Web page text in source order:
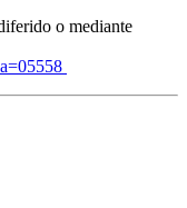
o mediante